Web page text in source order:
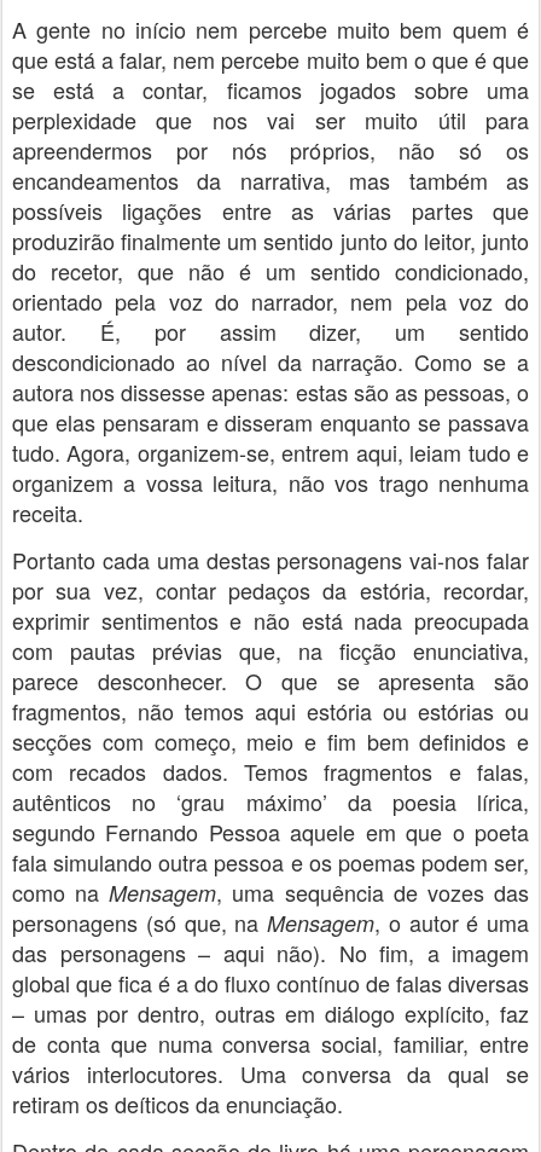
A gente no início nem percebe muito bem quem é
que está a falar, nem percebe muito bem o que é que
se está a contar, ficamos jogados sobre uma
perplexidade que nos vai ser muito útil para
apreendermos por nós próprios, não só os
encandeamentos da narrativa, mas também as
possíveis ligações entre as várias partes que
produzirão finalmente um sentido junto do leitor, junto
do recetor, que não é um sentido condicionado,
orientado pela voz do narrador, nem pela voz do
autor. É, por assim dizer, um sentido
descondicionado ao nível da narração. Como se a
autora nos dissesse apenas: estas são as pessoas, o
que elas pensaram e disseram enquanto se passava
tudo. Agora, organizem-se, entrem aqui, leiam tudo e
organizem a vossa leitura, não vos trago nenhuma
receita.
Portanto cada uma destas personagens vai-nos falar
por sua vez, contar pedaços da estória, recordar,
exprimir sentimentos e não está nada preocupada
com pautas prévias que, na ficção enunciativa,
parece desconhecer. O que se apresenta são
fragmentos, não temos aqui estória ou estórias ou
secções com começo, meio e fim bem definidos e
com recados dados. Temos fragmentos e falas,
autênticos no ‘grau máximo’ da poesia lírica,
segundo Fernando Pessoa aquele em que o poeta
fala simulando outra pessoa e os poemas podem ser,
como naMensagem, uma sequência de vozes das
personagens (só que, na Mensagem, o autor é uma
das personagens – aqui não). No fim, a imagem
global que fica é a do fluxo contínuo de falas diversas
– umas por dentro, outras em diálogo explícito, faz
de conta que numa conversa social, familiar, entre
vários interlocutores. Uma conversa da qual se
retiram os deíticos da enunciação.